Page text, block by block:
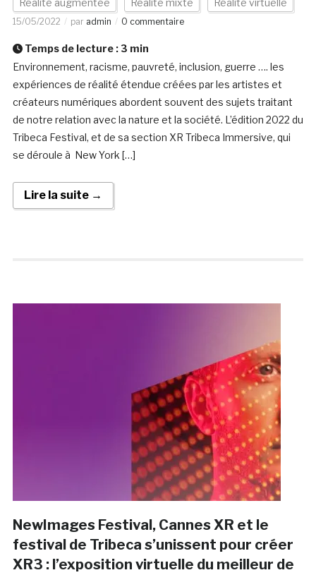
Réalité augmentée Réalité mixte Réalité virtuelle
15/05/2022 par admin 0 commentaire
Temps de lecture : 3 min
Environnement, racisme, pauvreté, inclusion, guerre …. les
expériences de réalité étendue créées par les artistes et
créateurs numériques abordent souvent des sujets traitant
de notre relation avec la nature et la société. L’édition 2022 du
Tribeca Festival, et de sa section XR Tribeca Immersive, qui
se déroule à New York […]
Lire la suite →
NewImages Festival, Cannes XR et le
festival de Tribeca s’unissent pour créer
XR3 : l’exposition virtuelle du meilleur de